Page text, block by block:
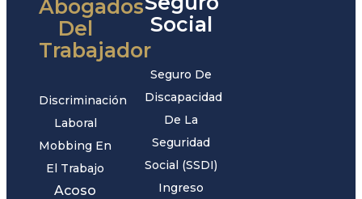
Abogados
Del
Trabajador
Discriminación
Laboral
Mobbing En
El Trabajo
Acoso
Social
Seguro De
Discapacidad
De La
Seguridad
Social (SSDI)
Ingreso